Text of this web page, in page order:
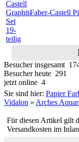
Faber-Castell
Besucher insgesamt
Besucher heute 291
jetzt online 4
Sie sind hier: Papier
Vidalon » Arches
Für diesen Artikel gilt
Versandkosten im